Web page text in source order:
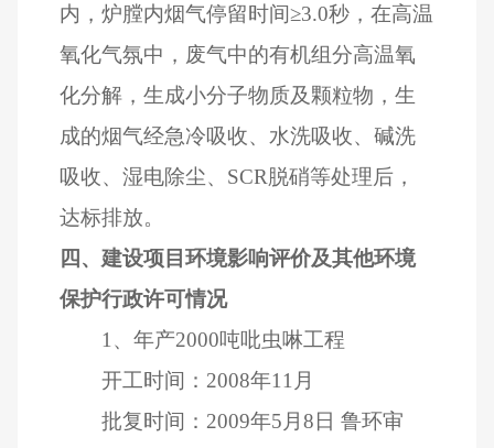
内，炉膛内烟气停留时间≥3.0秒，在高温
氧化气氛中，废气中的有机组分高温氧
化分解，生成小分子物质及颗粒物，生
成的烟气经急冷吸收、水洗吸收、碱洗
吸收、湿电除尘、 SCR 脱硝等处理后，
达标排放。
四、建设项目环境影响评价及其他环境
保护行政许可情况
1 、年产2000吨吡虫啉工程
开工时间： 2008年11 月
批复时间： 2009年5 月 8 日 鲁环审